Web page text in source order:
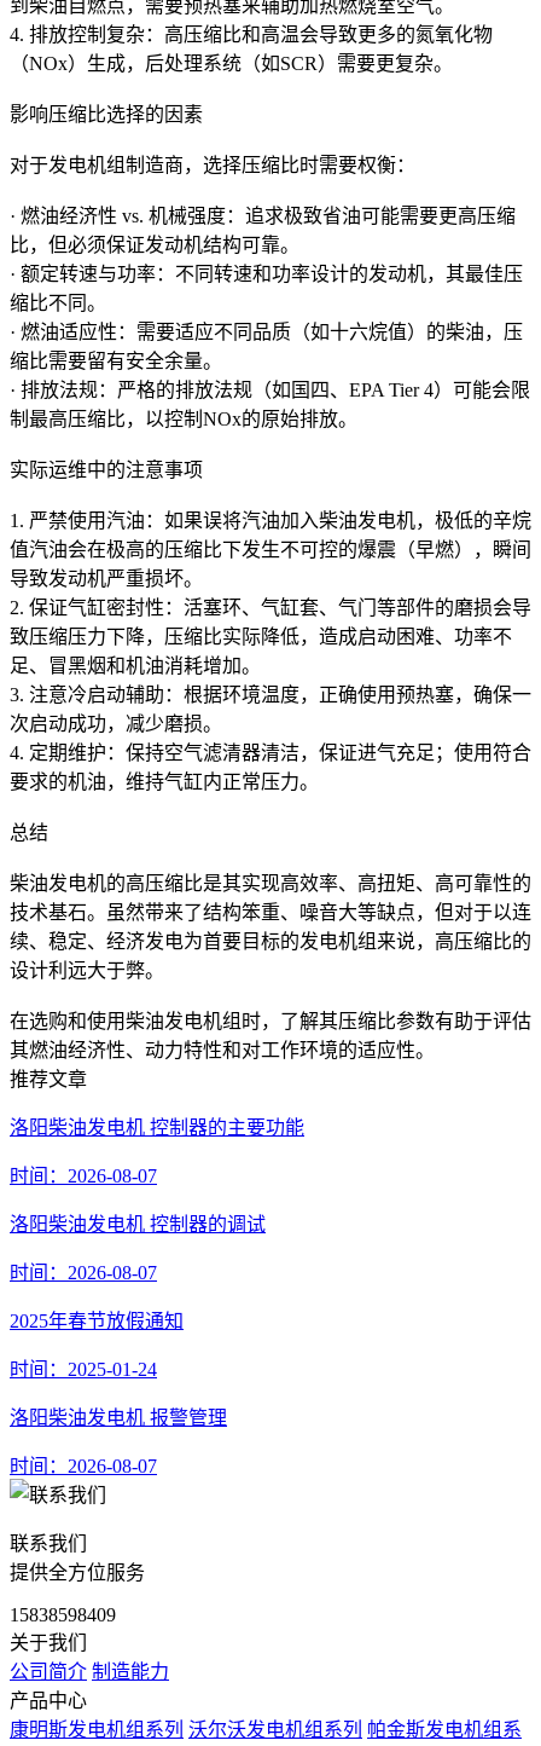
到柴油自燃点，需要预热塞来辅助加热燃烧室空气。
4. 排放控制复杂：高压缩比和高温会导致更多的氮氧化物
（NOx）生成，后处理系统（如SCR）需要更复杂。
影响压缩比选择的因素
对于发电机组制造商，选择压缩比时需要权衡：
· 燃油经济性 vs. 机械强度：追求极致省油可能需要更高压缩
比，但必须保证发动机结构可靠。
· 额定转速与功率：不同转速和功率设计的发动机，其最佳压
缩比不同。
· 燃油适应性：需要适应不同品质（如十六烷值）的柴油，压
缩比需要留有安全余量。
· 排放法规：严格的排放法规（如国四、EPA Tier 4）可能会限
制最高压缩比，以控制NOx的原始排放。
实际运维中的注意事项
1. 严禁使用汽油：如果误将汽油加入柴油发电机，极低的辛烷
值汽油会在极高的压缩比下发生不可控的爆震（早燃），瞬间
导致发动机严重损坏。
2. 保证气缸密封性：活塞环、气缸套、气门等部件的磨损会导
致压缩压力下降，压缩比实际降低，造成启动困难、功率不
足、冒黑烟和机油消耗增加。
3. 注意冷启动辅助：根据环境温度，正确使用预热塞，确保一
次启动成功，减少磨损。
4. 定期维护：保持空气滤清器清洁，保证进气充足；使用符合
要求的机油，维持气缸内正常压力。
总结
柴油发电机的高压缩比是其实现高效率、高扭矩、高可靠性的
技术基石。虽然带来了结构笨重、噪音大等缺点，但对于以连
续、稳定、经济发电为首要目标的发电机组来说，高压缩比的
设计利远大于弊。
在选购和使用柴油发电机组时，了解其压缩比参数有助于评估
其燃油经济性、动力特性和对工作环境的适应性。
推荐文章
洛阳柴油发电机 控制器的主要功能
时间：2026-08-07
洛阳柴油发电机 控制器的调试
时间：2026-08-07
2025年春节放假通知
时间：2025-01-24
洛阳柴油发电机 报警管理
时间：2026-08-07
联系我们
提供全方位服务
15838598409
关于我们
公司简介 制造能力
产品中心
康明斯发电机组系列 沃尔沃发电机组系列 帕金斯发电机组系